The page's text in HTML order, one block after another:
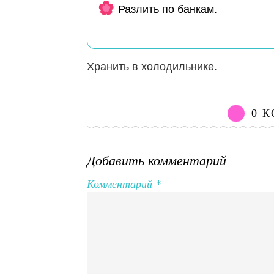
Разлить по банкам.
Хранить в холодильнике.
0
Добавить комментарий
Комментарий *